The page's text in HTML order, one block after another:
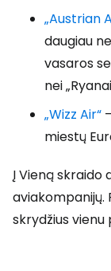
„Austrian
daugiau
vasaros
nei
„Wizz Air“
miestų
Į Vieną skraido
aviakompanijų.
skrydžius vienu